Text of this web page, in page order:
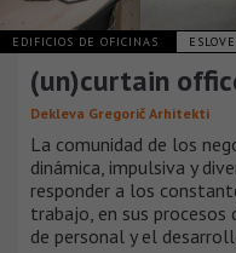
EDIFICIOS DE OFICINAS
(un)curtain
Dekleva Gregorič Arhitekti
La comunidad de los
dinámica, impulsiva y
responder a los
trabajo, en sus procesos
de personal y el